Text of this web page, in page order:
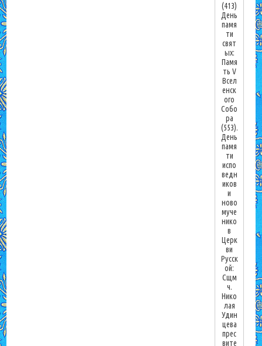
(413)
День
памя
ти
свят
ых:
Памя
ть V
Всел
енск
ого
Собо
ра
(553).
День
памя
ти
испо
ведн
иков
и
ново
муче
нико
в
Церк
ви
Русск
ой:
Сщм
ч.
Нико
лая
Удин
цева
прес
вите